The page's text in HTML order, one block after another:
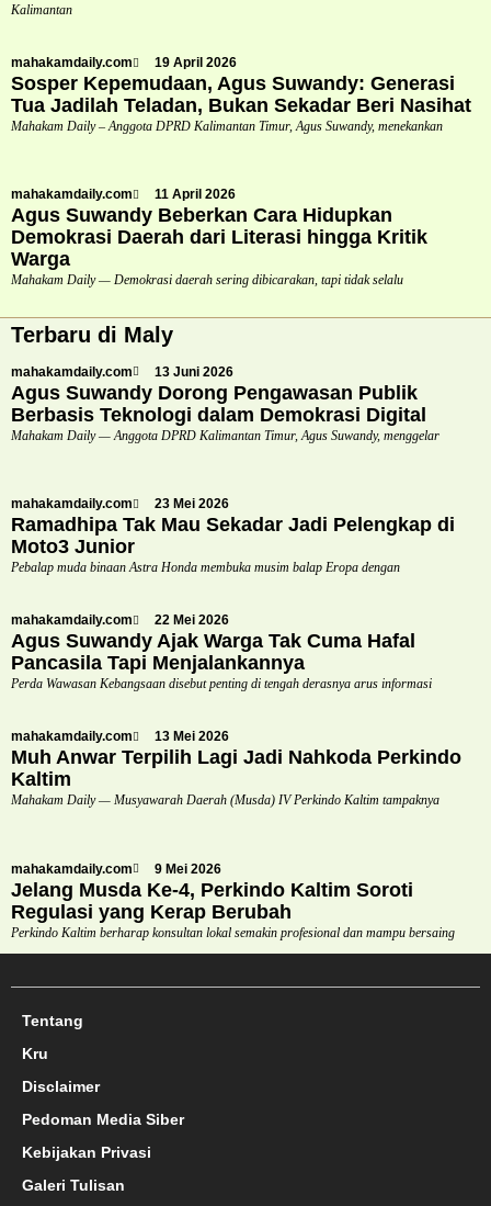
Kalimantan
mahakamdaily.com 19 April 2026
Sosper Kepemudaan, Agus Suwandy: Generasi
Tua Jadilah Teladan, Bukan Sekadar Beri Nasihat
Mahakam Daily – Anggota DPRD Kalimantan Timur, Agus Suwandy, menekankan
mahakamdaily.com 11 April 2026
Agus Suwandy Beberkan Cara Hidupkan
Demokrasi Daerah dari Literasi hingga Kritik
Warga
Mahakam Daily — Demokrasi daerah sering dibicarakan, tapi tidak selalu
Terbaru di Maly
mahakamdaily.com 13 Juni 2026
Agus Suwandy Dorong Pengawasan Publik
Berbasis Teknologi dalam Demokrasi Digital
Mahakam Daily — Anggota DPRD Kalimantan Timur, Agus Suwandy, menggelar
mahakamdaily.com 23 Mei 2026
Ramadhipa Tak Mau Sekadar Jadi Pelengkap di
Moto3 Junior
Pebalap muda binaan Astra Honda membuka musim balap Eropa dengan
mahakamdaily.com 22 Mei 2026
Agus Suwandy Ajak Warga Tak Cuma Hafal
Pancasila Tapi Menjalankannya
Perda Wawasan Kebangsaan disebut penting di tengah derasnya arus informasi
mahakamdaily.com 13 Mei 2026
Muh Anwar Terpilih Lagi Jadi Nahkoda Perkindo
Kaltim
Mahakam Daily — Musyawarah Daerah (Musda) IV Perkindo Kaltim tampaknya
mahakamdaily.com 9 Mei 2026
Jelang Musda Ke-4, Perkindo Kaltim Soroti
Regulasi yang Kerap Berubah
Perkindo Kaltim berharap konsultan lokal semakin profesional dan mampu bersaing
Tentang
Kru
Disclaimer
Pedoman Media Siber
Kebijakan Privasi
Galeri Tulisan